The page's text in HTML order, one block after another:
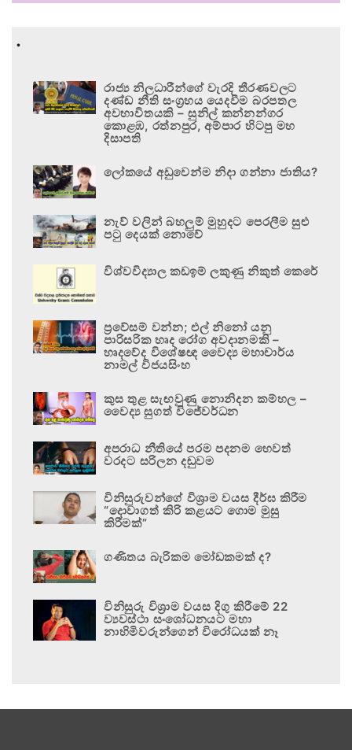
.
රාජ්‍ය නිලධාරීන්ගේ වැරදි තීරණවලට
දණ්ඩ නීති සංග්‍රහය යෙදවීම බරපතල
අවභාවිතයකි – සුනිල් කන්නන්ගර
කොළඹ, රත්නපුර, අම්පාර හිටපු මහ
දිසාපති
ලෝකයේ අඩුවෙන්ම නිදා ගන්නා ජාතිය?
නැව් වලින් බහලුම් මුහුදට පෙරලීම සුළු
පටු දෙයක් නොවේ
විශ්වවිද්‍යාල කඩඉම් ලකුණු නිකුත් කෙරේ
ප්‍රවේසම් වන්න; එල් නිනෝ යනු
පාරිසරික හෘද රෝග අවදානමකි –
හෘදවේද විශේෂඥ වෛද්‍ය මහාචාර්ය
නාමල් විජයසිංහ
කුස තුළ සැඟවුණු නොනිදන කම්හල –
වෛද්‍ය සුගත් විජේවර්ධන
අපරාධ නීතියේ පරම පදනම හෙවත්
වරදට සරිලන දඬුවම
විනිසුරුවන්ගේ විශ්‍රාම වයස දීර්ඝ කිරීම
“දොවාගත් කිරි කළයට ගොම මුසු
කිරීමක්”
ගණිතය බැරිකම මෝඩකමක් ද?
විනිසුරු විශ්‍රාම වයස දිගු කිරීමේ 22
ව්‍යවස්ථා සංශෝධනයට මහා
නාහිමිවරුන්ගෙන් විරෝධයක් නෑ